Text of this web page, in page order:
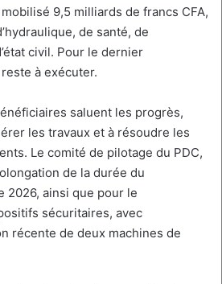
9,5 milliards de francs CFA,
de santé, de
civil. Pour le dernier
à exécuter.
saluent les progrès,
les travaux et à résoudre les
Le comité de pilotage du PDC,
de la durée du
2026, ainsi que pour le
sécuritaires, avec
récente de deux machines de